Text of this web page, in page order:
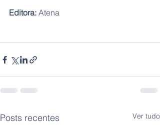
Editora: Atena
Posts recentes Ver tudo